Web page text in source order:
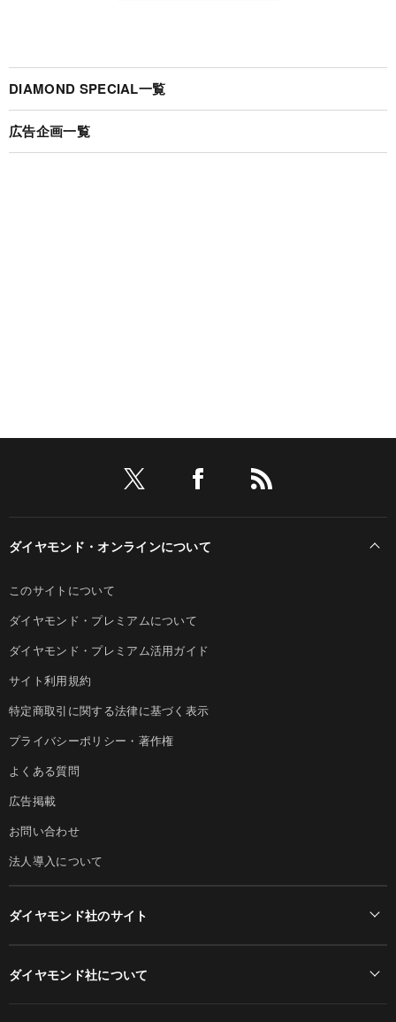
DIAMOND SPECIAL一覧
広告企画一覧
ダイヤモンド・オンラインについて
このサイトについて
ダイヤモンド・プレミアムについて
ダイヤモンド・プレミアム活用ガイド
サイト利用規約
特定商取引に関する法律に基づく表示
プライバシーポリシー・著作権
よくある質問
広告掲載
お問い合わせ
法人導入について
ダイヤモンド社のサイト
ダイヤモンド社について